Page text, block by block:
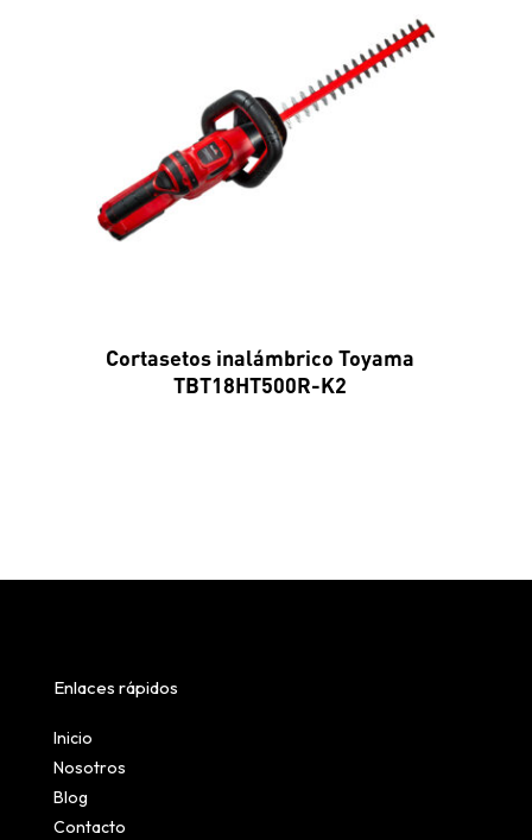
Cortasetos inalámbrico Toyama
TBT18HT500R-K2
Enlaces rápidos
Inicio
Nosotros
Blog
Contacto